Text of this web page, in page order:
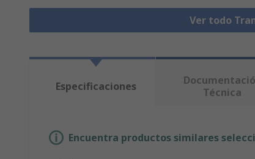
Ver todo
Especificaciones
Técnica
Encuentra productos similares